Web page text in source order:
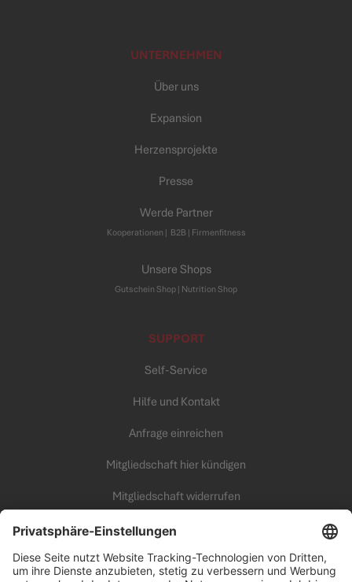
UNTERNEHMEN
Über uns
Expansion
Herzensprojekte
Presse
Werde Partner
Kooperationen | B2B | Firmenfitness
Unsere Shops
Gutschein Shop | Nutrition Shop
SUPPORT
Self-Service
Hilfe und Kontakt
Anfrage einreichen
Mitgliedschaft hier kündigen
Mitgliedschaft widerrufen
KARRIERE
Unsere Arbeitswelt
all inclusive Fitness Campus